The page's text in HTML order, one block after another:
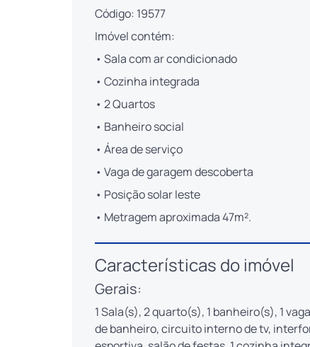
Código: 19577
Imóvel contém:
• Sala com ar condicionado
• Cozinha integrada
• 2 Quartos
• Banheiro social
• Área de serviço
• Vaga de garagem descoberta
• Posição solar leste
• Metragem aproximada 47m².
Características do imóvel
Gerais:
1 Sala(s), 2 quarto(s), 1 banheiro(s), 1
de banheiro, circuito interno de tv,